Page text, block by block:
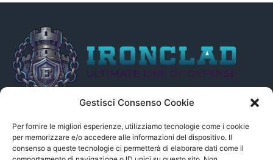
Gestisci Consenso Cookie
Per fornire le migliori esperienze, utilizziamo tecnologie come i cookie
per memorizzare e/o accedere alle informazioni del dispositivo. Il
consenso a queste tecnologie ci permetterà di elaborare dati come il
indirettamente, alle Fonti delle notizie segnalate né può essere
ritenuto responsabile ad alcun titolo dei loro contenuti. Si precisa
altresì che le notizie segnalate dall’aggregatore NON sono da